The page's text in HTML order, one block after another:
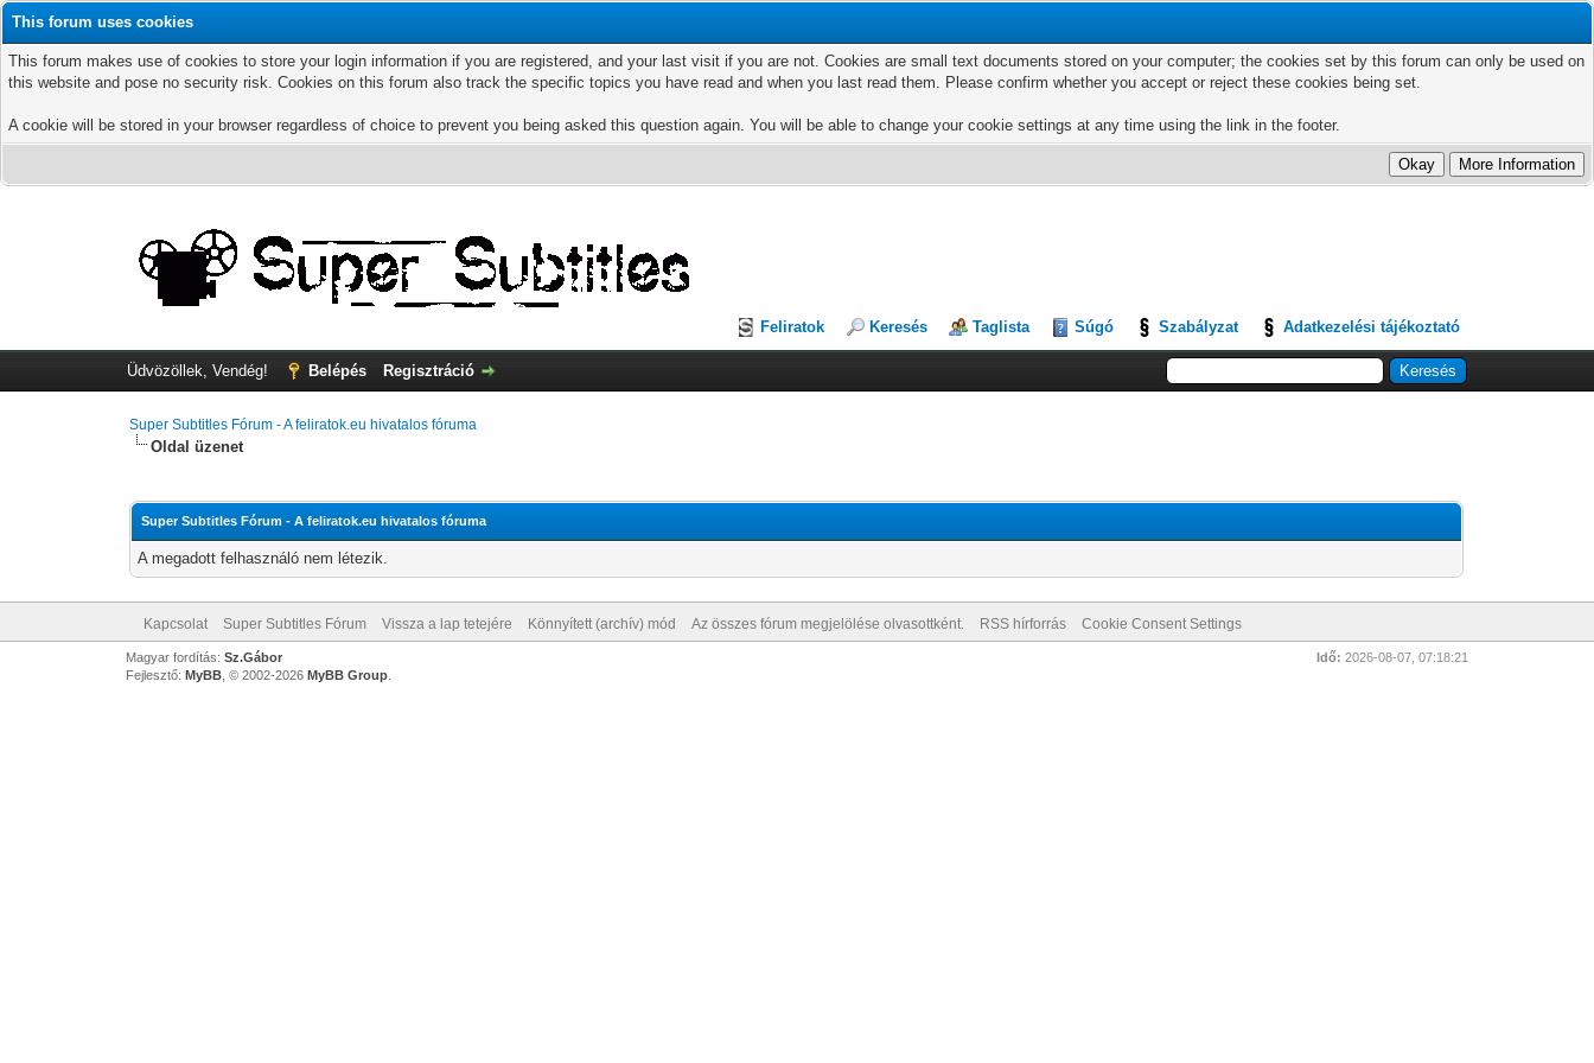
This forum uses cookies
This forum makes use of cookies to store your login information if you are registered, and your last visit if you are not. Cookies are small text documents stored on your computer; the cookies set by this forum can only be used on
this website and pose no security risk. Cookies on this forum also track the specific topics you have read and when you last read them. Please confirm whether you accept or reject these cookies being set.
A cookie will be stored in your browser regardless of choice to prevent you being asked this question again. You will be able to change your cookie settings at any time using the link in the footer.
Feliratok Keresés Taglista Súgó Szabályzat Adatkezelési tájékoztató
Üdvözöllek, Vendég! Belépés Regisztráció
Super Subtitles Fórum - A feliratok.eu hivatalos fóruma
Oldal üzenet
Super Subtitles Fórum - A feliratok.eu hivatalos fóruma
A megadott felhasználó nem létezik.
Kapcsolat Super Subtitles Fórum Vissza a lap tetejére Könnyített (archív) mód Az összes fórum megjelölése olvasottként. RSS hírforrás Cookie Consent Settings
Idő: 2026-08-07, 07:18:21
Magyar fordítás: Sz.Gábor
Fejlesztő: MyBB, © 2002-2026 MyBB Group.